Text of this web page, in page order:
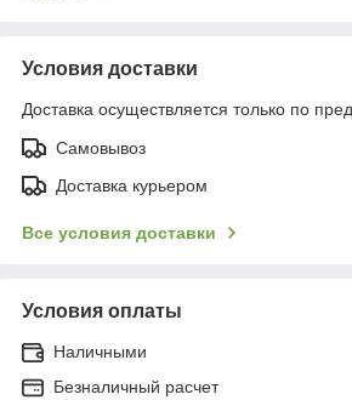
Условия доставки
Доставка осуществляется только по
Самовывоз
Доставка курьером
Все условия доставки
Условия оплаты
Наличными
Безналичный расчет